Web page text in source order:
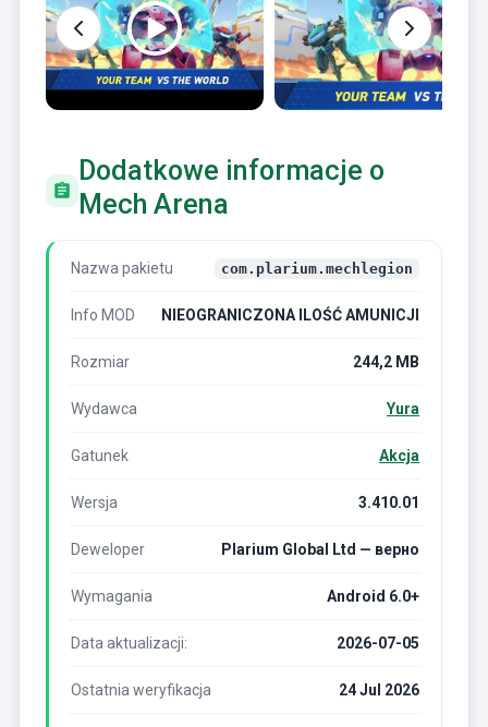
Dodatkowe informacje o
Mech Arena
Nazwa pakietu com.plarium.mechlegion
Info MOD NIEOGRANICZONA ILOŚĆ AMUNICJI
Rozmiar 244,2 MB
Wydawca Yura
Gatunek Akcja
Wersja 3.410.01
Deweloper Plarium Global Ltd — верно
Wymagania Android 6.0+
Data aktualizacji: 2026-07-05
Ostatnia weryfikacja 24 Jul 2026